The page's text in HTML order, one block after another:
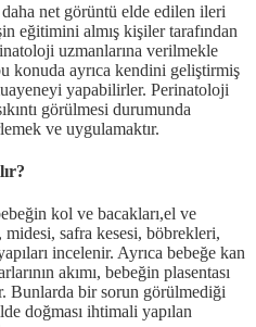
net görüntü elde edilen ileri
eğitimini almış kişiler tarafından
uzmanlarına verilmekle
konuda ayrıca kendini geliştirmiş
yapabilirler. Perinatoloji
görülmesi durumunda
ve uygulamaktır.
kol ve bacakları,el ve
safra kesesi, böbrekleri,
incelenir. Ayrıca bebeğe kan
akımı, bebeğin plasentası
Bunlarda bir sorun görülmediği
doğması ihtimali yapılan